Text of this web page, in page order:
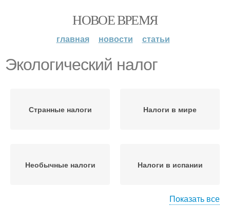
НОВОЕ ВРЕМЯ
главная новости статьи
Экологический налог
Странные налоги Налоги в мире
Необычные налоги Налоги в испании
Показать все